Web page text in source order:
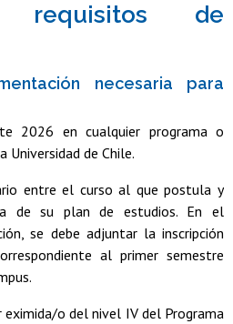
requisitos de
necesaria para
2026 en cualquier programa o
Universidad de Chile.
entre el curso al que postula y
de su plan de estudios. En el
se debe adjuntar la inscripción
al primer semestre
eximida/o del nivel IV del Programa